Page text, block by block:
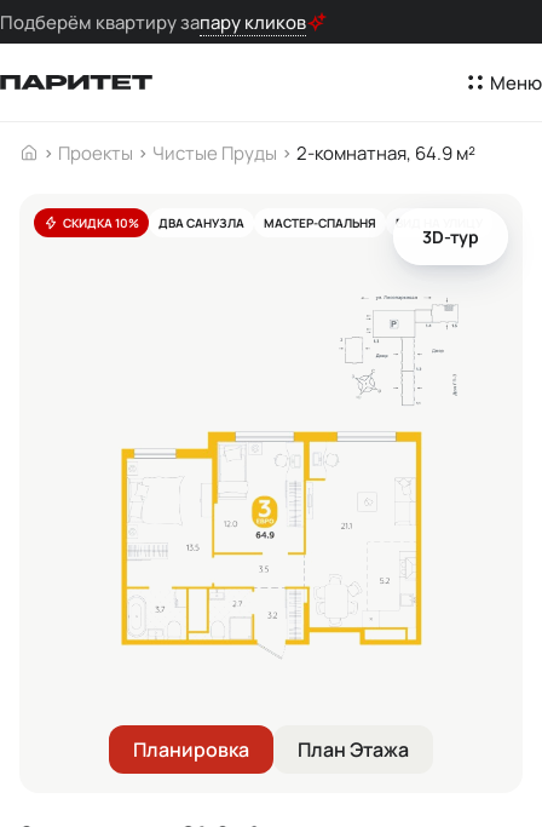
Подберём квартиру запару кликов
Меню
Проекты Чистые Пруды 2-комнатная, 64.9 м²
СКИДКА 10% ДВА САНУЗЛА МАСТЕР-СПАЛЬНЯ ВИД НА УЛИЦУ
Планировка План Этажа
3D-тур